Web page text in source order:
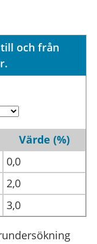
och från
Värde (%)
0,0
2,0
3,0